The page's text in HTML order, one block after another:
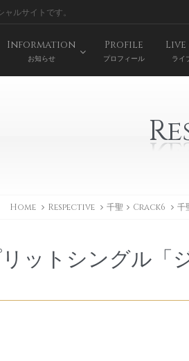
ルサイトです。
Information
お知らせ
Profile
プロフィール ライ
Home Respective 千聖 Crack6 千
ットシングル「